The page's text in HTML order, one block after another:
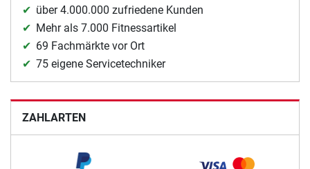
über 4.000.000 zufriedene Kunden
Mehr als 7.000 Fitnessartikel
69 Fachmärkte vor Ort
75 eigene Servicetechniker
ZAHLARTEN